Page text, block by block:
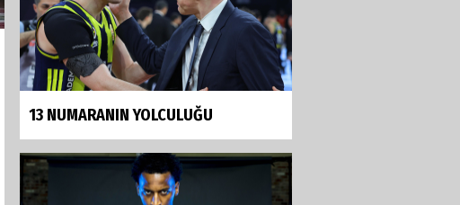
13 NUMARANIN YOLCULUĞU